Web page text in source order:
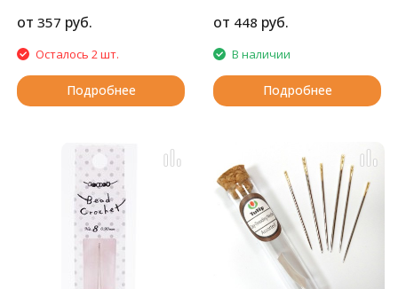
от 357 руб.
Осталось 2 шт.
Подробнее
от 448 руб.
В наличии
Подробнее